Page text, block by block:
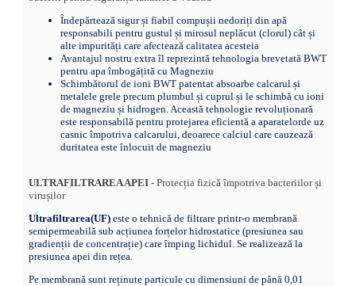
Îndepărtează sigur și fiabil compușii nedoriți din apă
responsabili pentru gustul și mirosul neplăcut (clorul) cât și
alte impurități care afectează calitatea acesteia
Avantajul nostru extra îl reprezintă tehnologia brevetată BWT
pentru apa îmbogățită cu Magneziu
Schimbătorul de ioni BWT patentat absoarbe calcarul și
metalele grele precum plumbul și cuprul și le schimbă cu ioni
de magneziu și hidrogen. Această tehnologie revoluționară
este responsabilă pentru protejarea eficientă a aparatelorde uz
casnic împotriva calcarului, deoarece calciul care cauzează
duritatea este înlocuit de magneziu
virușilor
Ultrafiltrarea(UF)
semipermeabilă sub acțiunea forțelor hidrostatice (presiunea sau
gradienții de concentrație) care împing lichidul. Se realizează la
presiunea apei din rețea.
Pe membrană sunt reținute particule cu dimensiuni de până 0,01
microni. (Retentat)